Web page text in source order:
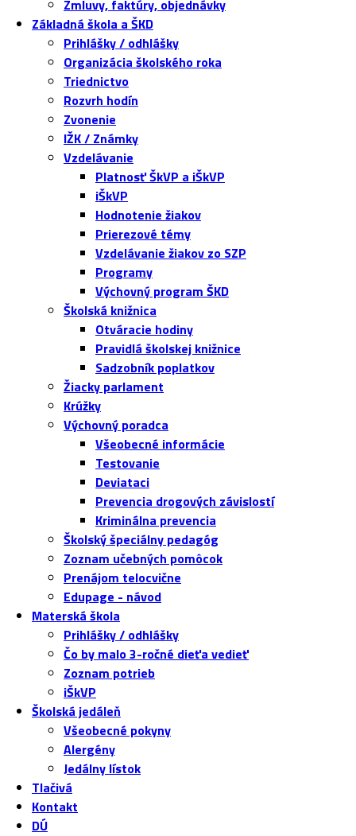
Zmluvy, faktúry, objednávky
Základná škola a ŠKD
Prihlášky / odhlášky
Organizácia školského roka
Triednictvo
Rozvrh hodín
Zvonenie
IŽK / Známky
Vzdelávanie
Platnosť ŠkVP a iŠkVP
iŠkVP
Hodnotenie žiakov
Prierezové témy
Vzdelávanie žiakov zo SZP
Programy
Výchovný program ŠKD
Školská knižnica
Otváracie hodiny
Pravidlá školskej knižnice
Sadzobník poplatkov
Žiacky parlament
Krúžky
Výchovný poradca
Všeobecné informácie
Testovanie
Deviataci
Prevencia drogových závislostí
Kriminálna prevencia
Školský špeciálny pedagóg
Zoznam učebných pomôcok
Prenájom telocvične
Edupage - návod
Materská škola
Prihlášky / odhlášky
Čo by malo 3-ročné dieťa vedieť
Zoznam potrieb
iŠkVP
Školská jedáleň
Všeobecné pokyny
Alergény
Jedálny lístok
Tlačivá
Kontakt
DÚ